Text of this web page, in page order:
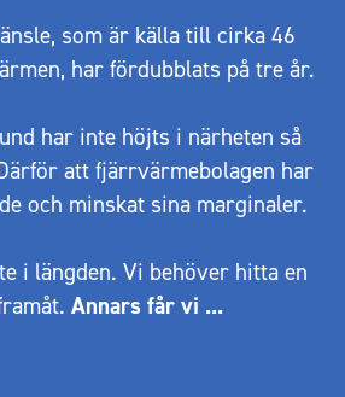
som är källa till cirka 46
har fördubblats på tre år.
har inte höjts i närheten så
att fjärrvärmebolagen har
och minskat sina marginaler.
i längden. Vi behöver hitta en
Annars får vi ...